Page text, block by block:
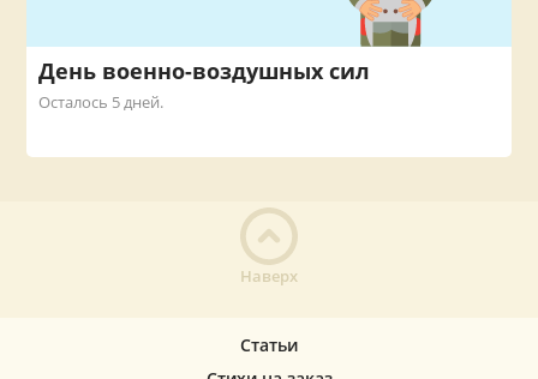
День военно-воздушных сил
Осталось 5 дней.
Наверх
Статьи